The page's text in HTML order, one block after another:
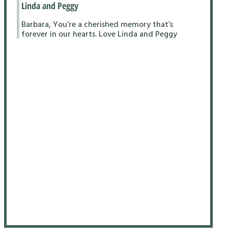
Linda and Peggy
Barbara, You’re a cherished memory that’s
forever in our hearts. Love Linda and Peggy